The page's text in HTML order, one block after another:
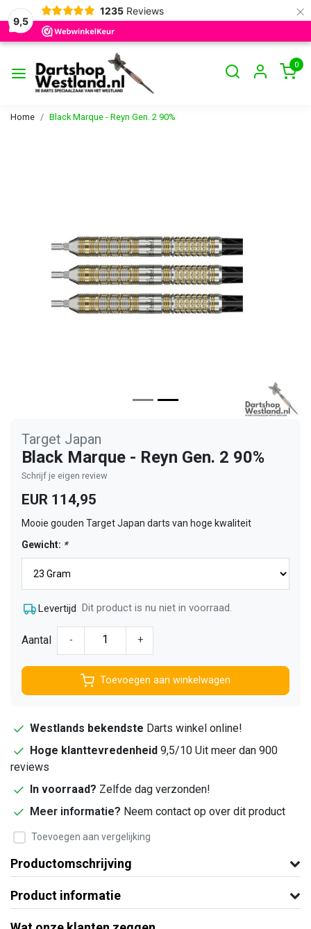
9,5
1235 Reviews ×
0
Home Black Marque - Reyn Gen. 2 90%
Vorige
Target Japan
Black Marque - Reyn Gen. 2 90%
Schrijf je eigen review
EUR 114,95
Mooie gouden Target Japan darts van hoge kwaliteit
Gewicht: *
Levertijd Dit product is nu niet in voorraad.
Aantal - +
Toevoegen aan winkelwagen
Westlands bekendste Darts winkel online!
Hoge klanttevredenheid 9,5/10 Uit meer dan 900
reviews
In voorraad? Zelfde dag verzonden!
Meer informatie? Neem contact op over dit product
Toevoegen aan vergelijking
Productomschrijving
Product informatie